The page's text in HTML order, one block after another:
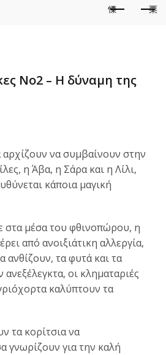
Νο2 – Η δύναμη της
να συμβαίνουν στην
η Άβα, η Σάρα και η Λίλι,
κάποια μαγική
στα μέσα του φθινοπώρου, η
από ανοιξιάτικη αλλεργία,
ανθίζουν, τα φυτά και τα
οι κληματαριές
καλύπτουν τα
τα κορίτσια να
γνωρίζουν για την καλή